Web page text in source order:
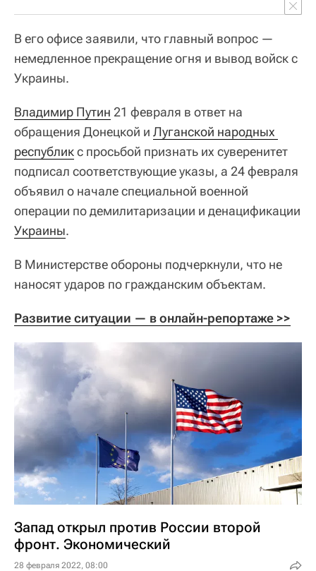
В его офисе заявили, что главный вопрос —
немедленное прекращение огня и вывод войск с
Украины.
Владимир Путин 21 февраля в ответ на
обращения Донецкой и Луганской народных
республикс просьбой признать их суверенитет
подписал соответствующие указы, а 24 февраля
объявил о начале специальной военной
операции по демилитаризации и денацификации
Украины.
В Министерстве обороны подчеркнули, что не
наносят ударов по гражданским объектам.
Развитие ситуации — в онлайн-репортаже >>
Запад открыл против России второй
фронт. Экономический
28 февраля 2022, 08:00